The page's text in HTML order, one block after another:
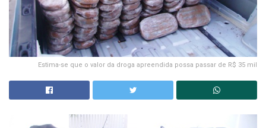
Estima-se que o valor da droga apreendida possa passar de R$ 35 mil